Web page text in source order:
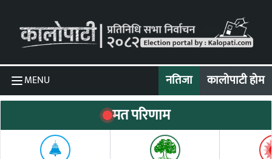
MENU नतिजा कालोपाटी होम
मत परिणाम